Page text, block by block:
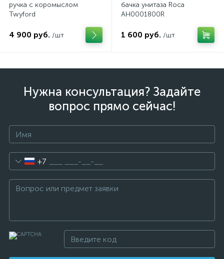
ручка с коромыслом
Twyford
4 900 руб. /шт
бачка унитаза Roca
AH0001800R
1 600 руб. /шт
Нужна консультация? Задайте
вопрос прямо сейчас!
+7